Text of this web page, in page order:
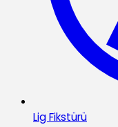
Lig Fikstürü